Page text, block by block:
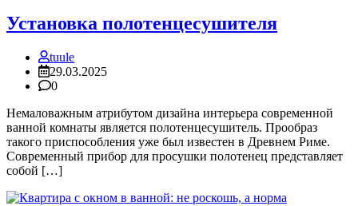
Установка полотенцесушителя
tuule
29.03.2025
0
Немаловажным атрибутом дизайна интерьера современной
ванной комнаты является полотенцесушитель. Прообраз
такого приспособления уже был известен в Древнем Риме.
Современный прибор для просушки полотенец представляет
собой […]